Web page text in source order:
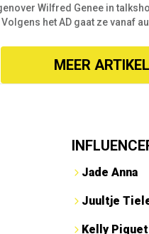
Wilfred Genee in
het AD gaat ze vanaf
MEER
Jade Anna
Juultje
Kelly Piquet